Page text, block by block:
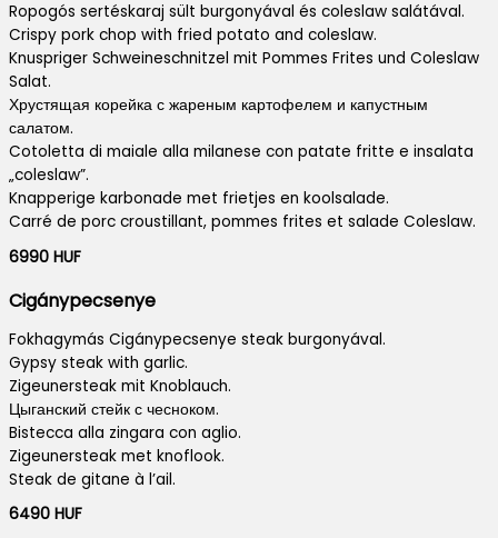
Ropogós sertéskaraj sült burgonyával és coleslaw salátával.
Crispy pork chop with fried potato and coleslaw.
Knuspriger Schweineschnitzel mit Pommes Frites und Coleslaw
Salat.
Хрустящая корейка с жареным картофелем и капустным
салатом.
Cotoletta di maiale alla milanese con patate fritte e insalata
„coleslaw”.
Knapperige karbonade met frietjes en koolsalade.
Carré de porc croustillant, pommes frites et salade Coleslaw.
6990 HUF
Cigánypecsenye
Fokhagymás Cigánypecsenye steak burgonyával.
Gypsy steak with garlic.
Zigeunersteak mit Knoblauch.
Цыганский стейк с чесноком.
Bistecca alla zingara con aglio.
Zigeunersteak met knoflook.
Steak de gitane à l’ail.
6490 HUF